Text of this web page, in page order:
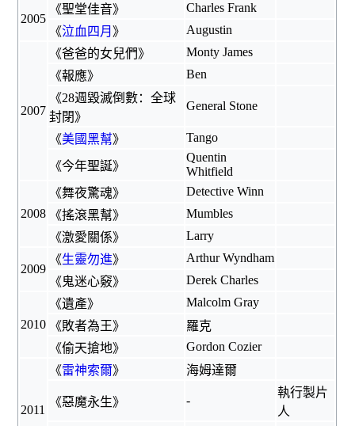
2005
《聖堂佳音》
Charles Frank
《泣血四月 》 Augustin
2007
《爸爸的女兒們》
Monty James
《報應》
Ben
《28週毀滅倒數：全球
封閉》
General Stone
《美國黑幫》 Tango
《今年聖誕》
Quentin
Whitfield
2008
《舞夜驚魂》
Detective Winn
《搖滾黑幫》
Mumbles
《激愛關係》 Larry
2009
《生靈勿進》
Arthur Wyndham
《鬼迷心竅》 Derek Charles
2010
《遺產》
Malcolm Gray
《敗者為王》
羅克
《偷天搶地》 Gordon Cozier
2011
《雷神索爾》 海姆達爾
《惡魔永生》 -
執行製片
人